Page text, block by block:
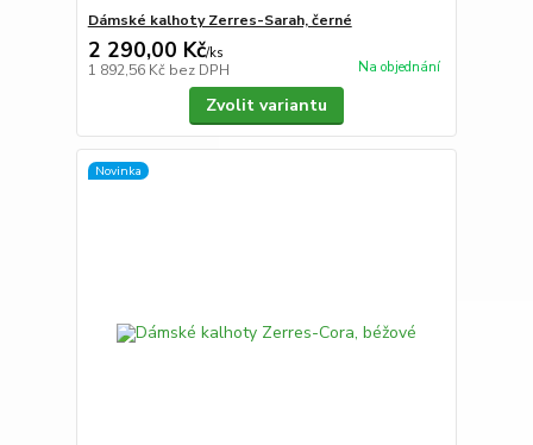
Dámské kalhoty Zerres-Sarah, černé
2 290,00 Kč/ks
1 892,56 Kč bez DPH Na objednání
Zvolit variantu
Novinka